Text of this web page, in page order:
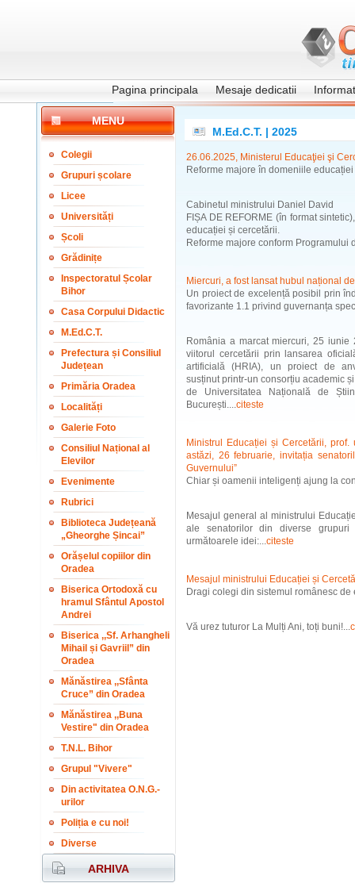
Pagina principala Mesaje dedicatii
MENU
Colegii
Grupuri școlare
Licee
Universități
Școli
Grădinițe
Inspectoratul Școlar
Bihor
Casa Corpului Didactic
M.Ed.C.T.
Prefectura și Consiliul
Județean
Primăria Oradea
Localități
Galerie Foto
Consiliul Național al
Elevilor
Evenimente
Rubrici
Biblioteca Județeană
„Gheorghe Șincai”
Orășelul copiilor din
Oradea
Biserica Ortodoxă cu
hramul Sfântul Apostol
Andrei
Biserica ,,Sf. Arhangheli
Mihail și Gavriil” din
Oradea
Mănăstirea ,,Sfânta
Cruce” din Oradea
Mănăstirea ,,Buna
Vestire" din Oradea
T.N.L. Bihor
Grupul "Vivere"
Din activitatea O.N.G.-
urilor
Poliția e cu noi!
Diverse
ARHIVA
M.Ed.C.T. | 2025
26.06.2025, Ministerul Educaţiei şi
Reforme majore în domeniile
Cabinetul ministrului Daniel David
FIȘA DE REFORME (în format
educației și cercetării.
Reforme majore conform Programului
Miercuri, a fost lansat hubul național
Un proiect de excelență posibil prin
favorizante 1.1 privind guvernanța
România a marcat miercuri, 25 iunie
viitorul cercetării prin lansarea
artificială (HRIA), un proiect de
susținut printr-un consorțiu academic
de Universitatea Națională de
București....citeste
Ministrul Educației și Cercetării,
astăzi, 26 februarie, invitația
Guvernului”
Chiar și oamenii inteligenți ajung la
Mesajul general al ministrului
ale senatorilor din diverse
următoarele idei:...citeste
Mesajul ministrului Educației și
Dragi colegi din sistemul românesc de
Vă urez tuturor La Mulți Ani, toți buni!...